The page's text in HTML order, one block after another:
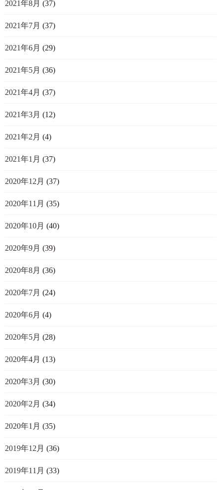
2021年8月 (37)
2021年7月 (37)
2021年6月 (29)
2021年5月 (36)
2021年4月 (37)
2021年3月 (12)
2021年2月 (4)
2021年1月 (37)
2020年12月 (37)
2020年11月 (35)
2020年10月 (40)
2020年9月 (39)
2020年8月 (36)
2020年7月 (24)
2020年6月 (4)
2020年5月 (28)
2020年4月 (13)
2020年3月 (30)
2020年2月 (34)
2020年1月 (35)
2019年12月 (36)
2019年11月 (33)